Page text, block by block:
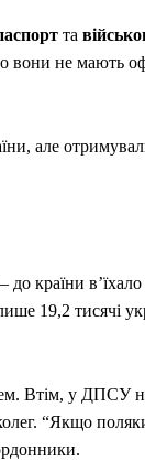
та
вони не мають
але
країни в’їхало
19,2 тисячі
Втім, у ДПСУ
“Якщо